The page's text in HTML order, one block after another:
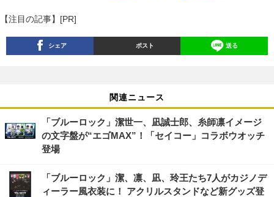
【注目の記事】[PR]
シェア ポスト 送る
関連ニュース
「ブルーロック」潔世一、凪誠士郎、糸師凛イメージ
の文字盤が“エゴMAX”！「セイコー」コラボウオッチ
登場
「ブルーロック」潔、凛、凪、玲王たち7人がカジノデ
ィーラー風衣装に！ アクリルスタンドなど新グッズ登